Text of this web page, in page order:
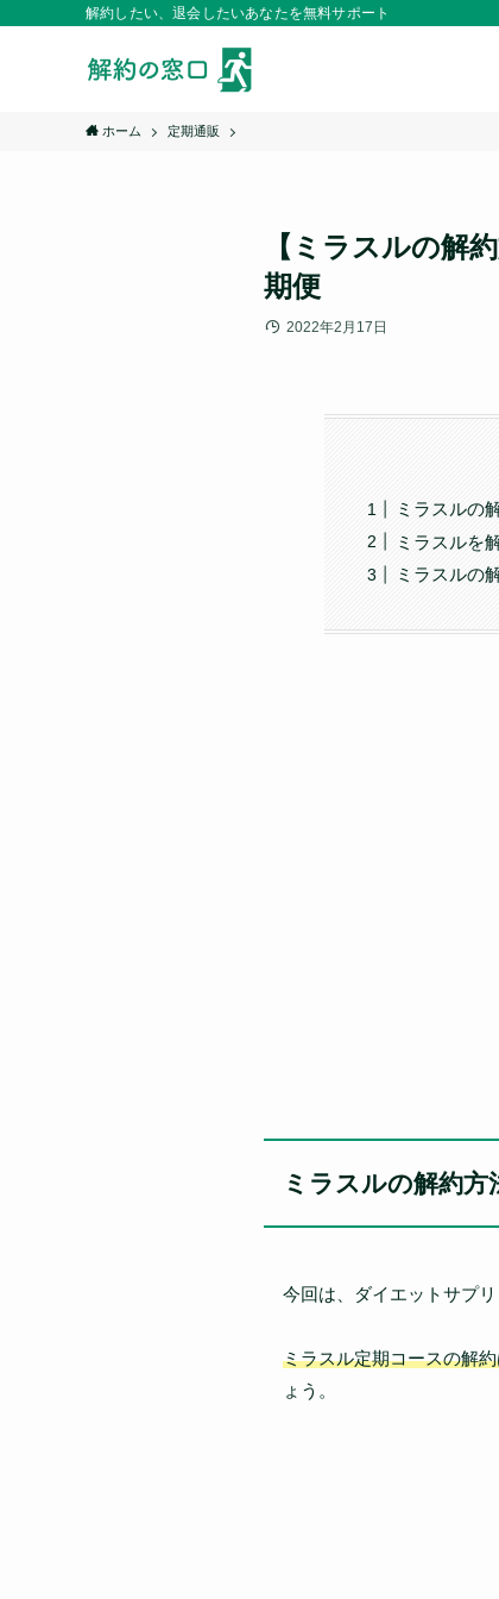
解約したい、退会したいあなたを無料サポート
ホーム 定期通販
【ミラスルの解
期便
2022年2月17日
ミラスルの
ミラスルを
ミラスルの
ミラスルの解約方
今回は、ダイエットサプ
ミラスル定期コースの解
ょう。